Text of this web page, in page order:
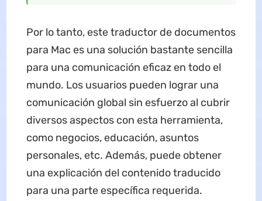
Por lo tanto, este traductor de documentos
para Mac es una solución bastante sencilla
para una comunicación eficaz en todo el
mundo. Los usuarios pueden lograr una
comunicación global sin esfuerzo al cubrir
diversos aspectos con esta herramienta,
como negocios, educación, asuntos
personales, etc. Además, puede obtener
una explicación del contenido traducido
para una parte específica requerida.